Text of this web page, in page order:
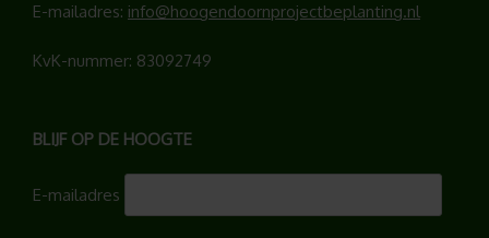
E-mailadres: info@hoogendoornprojectbeplanting.nl
KvK-nummer: 83092749
BLIJF OP DE HOOGTE
E-mailadres